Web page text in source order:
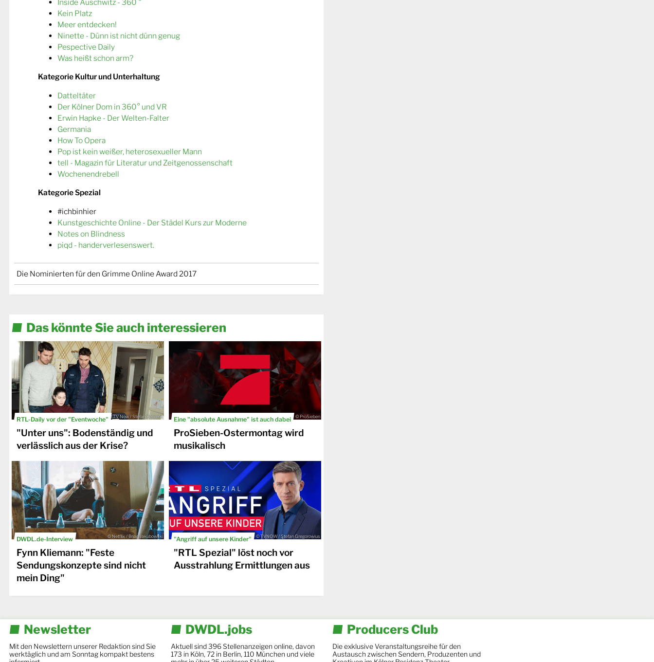
Inside Auschwitz - 360 °
Kein Platz
Meer entdecken!
Ninette - Dünn ist nicht dünn genug
Pespective Daily
Was heißt schon arm?
Kategorie Kultur und Unterhaltung
Datteltäter
Der Kölner Dom in 360° und VR
Erwin Hapke - Der Welten-Falter
Germania
How To Opera
Pop ist kein weißer, heterosexueller Mann
tell - Magazin für Literatur und Zeitgenossenschaft
Wochenendrebell
Kategorie Spezial
#ichbinhier
Kunstgeschichte Online - Der Städel Kurs zur Moderne
Notes on Blindness
piqd - handerverlesenswert.
Die Nominierten für den Grimme Online Award 2017
Das könnte Sie auch interessieren
RTL-Daily vor der "Eventwoche" © TV Now / Stefan Behrens
"Unter uns": Bodenständig und
verlässlich aus der Krise?
Eine "absolute Ausnahme" ist auch dabei © ProSieben
ProSieben-Ostermontag wird
musikalisch
DWDL.de-Interview © Netflix / Brian Jakubowski
Fynn Kliemann: "Feste
Sendungskonzepte sind nicht
mein Ding"
"Angriff auf unsere Kinder" © TVNOW / Stefan Gregorowius
"RTL Spezial" löst noch vor
Ausstrahlung Ermittlungen aus
Newsletter
Mit den Newslettern unserer Redaktion sind Sie
werktäglich und am Sonntag kompakt bestens
DWDL.jobs
Aktuell sind 396 Stellenanzeigen online, davon
173 in Köln, 72 in Berlin, 110 München und viele
Producers Club
Die exklusive Veranstaltungsreihe für den
Austausch zwischen Sendern, Produzenten und